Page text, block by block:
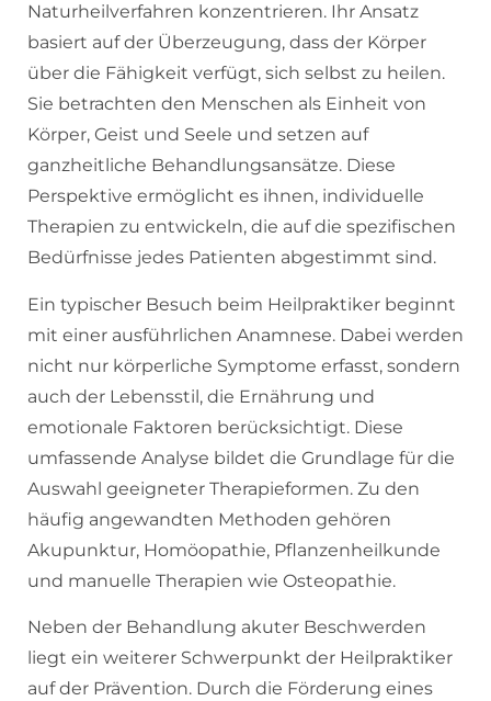
Naturheilverfahren konzentrieren. Ihr Ansatz
basiert auf der Überzeugung, dass der Körper
über die Fähigkeit verfügt, sich selbst zu heilen.
Sie betrachten den Menschen als Einheit von
Körper, Geist und Seele und setzen auf
ganzheitliche Behandlungsansätze. Diese
Perspektive ermöglicht es ihnen, individuelle
Therapien zu entwickeln, die auf die spezifischen
Bedürfnisse jedes Patienten abgestimmt sind.
Ein typischer Besuch beim Heilpraktiker beginnt
mit einer ausführlichen Anamnese. Dabei werden
nicht nur körperliche Symptome erfasst, sondern
auch der Lebensstil, die Ernährung und
emotionale Faktoren berücksichtigt. Diese
umfassende Analyse bildet die Grundlage für die
Auswahl geeigneter Therapieformen. Zu den
häufig angewandten Methoden gehören
Akupunktur, Homöopathie, Pflanzenheilkunde
und manuelle Therapien wie Osteopathie.
Neben der Behandlung akuter Beschwerden
liegt ein weiterer Schwerpunkt der Heilpraktiker
auf der Prävention. Durch die Förderung eines